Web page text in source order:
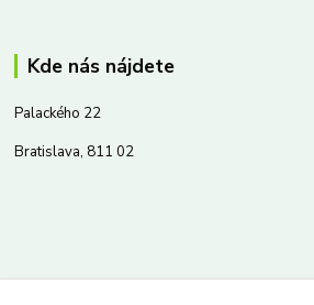
Kde nás nájdete
Palackého 22
Bratislava, 811 02